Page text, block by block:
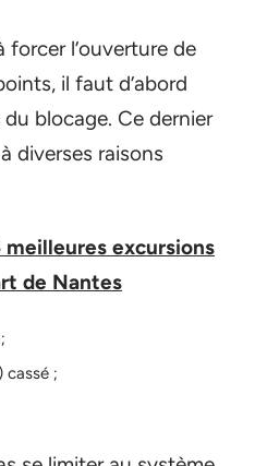
l’ouverture de
il faut d’abord
blocage. Ce dernier
diverses raisons
meilleures excursions
de Nantes
cassé ;